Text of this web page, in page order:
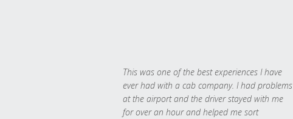
This was one of the best experiences I have
ever had with a cab company. I had problems
at the airport and the driver stayed with me
for over an hour and helped me sort